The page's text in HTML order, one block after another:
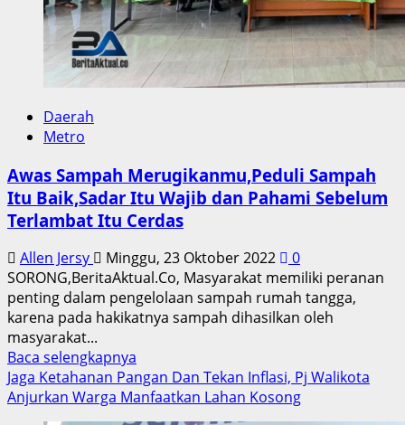
Daerah
Metro
Awas Sampah Merugikanmu,Peduli Sampah
Itu Baik,Sadar Itu Wajib dan Pahami Sebelum
Terlambat Itu Cerdas
Allen Jersy Minggu, 23 Oktober 2022
0
SORONG,BeritaAktual.Co, Masyarakat memiliki peranan
penting dalam pengelolaan sampah rumah tangga,
karena pada hakikatnya sampah dihasilkan oleh
masyarakat...
Baca selengkapnya
more
about
Jaga Ketahanan Pangan Dan Tekan Inflasi, Pj Walikota
Anjurkan Warga Manfaatkan Lahan Kosong